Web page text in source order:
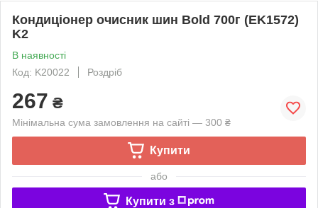
Кондиціонер очисник шин Bold 700г (EK1572)
K2
В наявності
Код: K20022
Роздріб
267 ₴
Мінімальна сума замовлення на сайті — 300 ₴
Купити
або
Купити з